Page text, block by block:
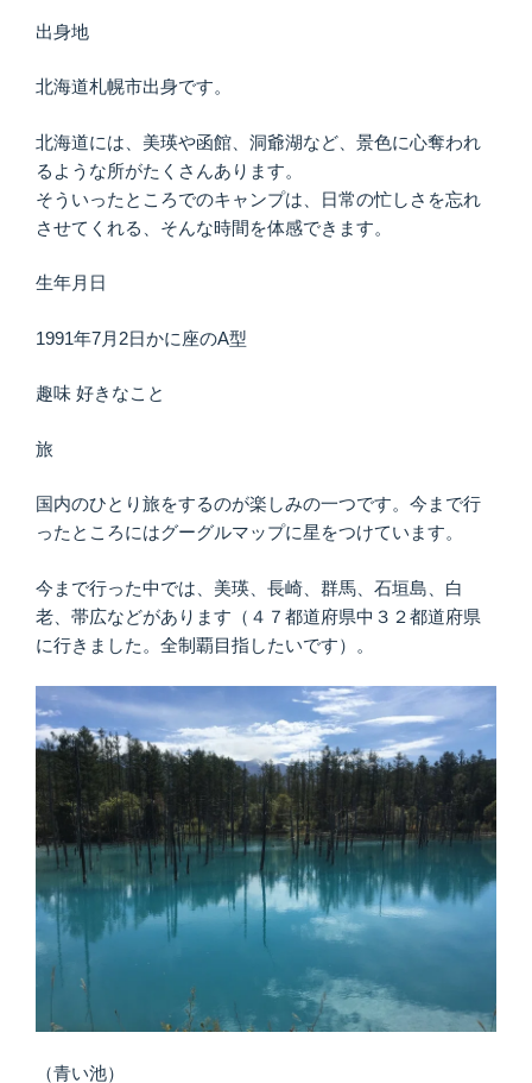
出身地
北海道札幌市出身です。
北海道には、美瑛や函館、洞爺湖など、景色に心奪われ
るような所がたくさんあります。
そういったところでのキャンプは、日常の忙しさを忘れ
させてくれる、そんな時間を体感できます。
生年月日
1991年7月2日かに座のA型
趣味 好きなこと
旅
国内のひとり旅をするのが楽しみの一つです。今まで行
ったところにはグーグルマップに星をつけています。
今まで行った中では、美瑛、長崎、群馬、石垣島、白
老、帯広などがあります（４７都道府県中３２都道府県
に行きました。全制覇目指したいです）。
（青い池）